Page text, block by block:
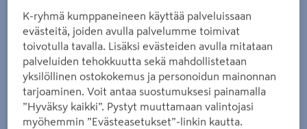
Zoomaa kuvaa sormilla kosketusnäytöllä
K-ryhmä kumppaneineen käyttää palveluissaan
evästeitä, joiden avulla palvelumme toimivat
toivotulla tavalla. Lisäksi evästeiden avulla mitataan
palveluiden tehokkuutta sekä mahdollistetaan
yksilöllinen ostokokemus ja personoidun mainonnan
tarjoaminen. Voit antaa suostumuksesi painamalla
”Hyväksy kaikki”. Pystyt muuttamaan valintojasi
myöhemmin ”Evästeasetukset”-linkin kautta.